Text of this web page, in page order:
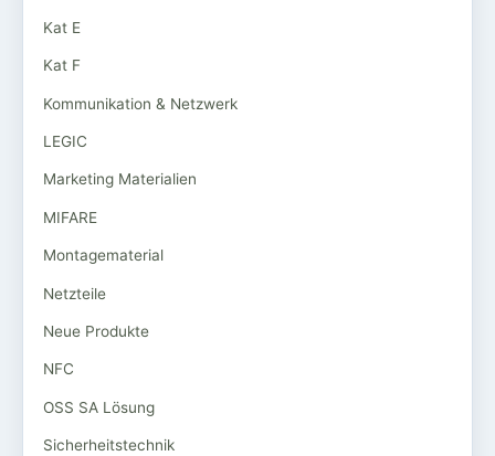
Kat E
Kat F
Kommunikation & Netzwerk
LEGIC
Marketing Materialien
MIFARE
Montagematerial
Netzteile
Neue Produkte
NFC
OSS SA Lösung
Sicherheitstechnik